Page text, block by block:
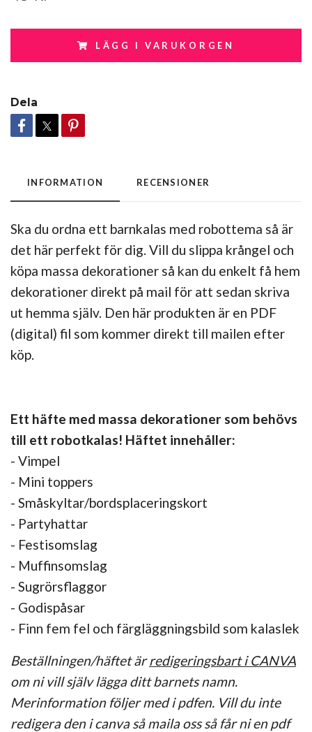
LÄGG I VARUKORGEN
Dela
INFORMATION RECENSIONER
Ska du ordna ett barnkalas med robottema så är
det här perfekt för dig. Vill du slippa krångel och
köpa massa dekorationer så kan du enkelt få hem
dekorationer direkt på mail för att sedan skriva
ut hemma själv. Den här produkten är en PDF
(digital) fil som kommer direkt till mailen efter
köp.
Ett häfte med massa dekorationer som behövs
till ett robotkalas! Häftet innehåller:
- Vimpel
- Mini toppers
- Småskyltar/bordsplaceringskort
- Partyhattar
- Festisomslag
- Muffinsomslag
- Sugrörsflaggor
- Godispåsar
- Finn fem fel och färgläggningsbild som kalaslek
Beställningen/häftet ärredigeringsbart i CANVA
om ni vill själv lägga ditt barnets namn.
Merinformation följer med i pdfen. Vill du inte
redigera den i canva så maila oss så får ni en pdf